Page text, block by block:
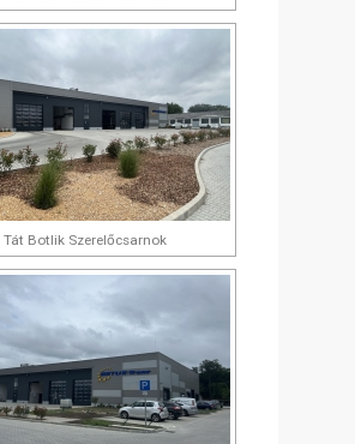
Tát Botlik Szerelőcsarnok